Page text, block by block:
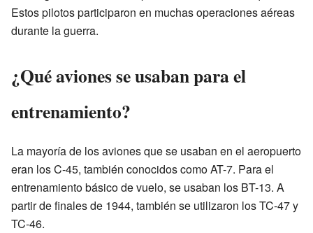
Estos pilotos participaron en muchas operaciones aéreas
durante la guerra.
¿Qué aviones se usaban para el
entrenamiento?
La mayoría de los aviones que se usaban en el aeropuerto
eran los C-45, también conocidos como AT-7. Para el
entrenamiento básico de vuelo, se usaban los BT-13. A
partir de finales de 1944, también se utilizaron los TC-47 y
TC-46.